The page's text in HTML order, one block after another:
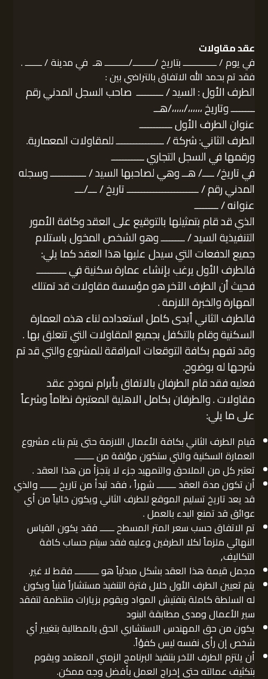
عقد مقاولات
في يوم / ــــــــــــــ بتاريخ /ـــــــــ/ــــــــــ هـ في مدينة / ـــــــ .
فقد تم بحمد الله الاتفاق بالتراضي بين :
الطرف الأول : السيد / ـــــــــ صاحب السجل المدني رقم
ــــــــ وتاريخ ،،،،،،/،،،،،/هــ
عنوان الطرف الأول ـــــــــــ
الطرف الثاني: شركة / ــــــــــــــــ للمقاولات المعمارية.
ورقمها في السجل التجاري ـــــــــــ
في تاريخ/ ــــ/ هــ وهي لصاحبها السيد / ــــــــــــ وسجله
المدني رقم / ــــــــــــــــــــــــ تاريخ / ـــ/ـــ
عنوانه / ــــــــ
الذي قد قام بتمثيلها بالتوقيع على العقد وكافة الأمور
التنفيذية السيد / ــــــــ وهو الشخص المخول باستلام
جميع الدفعات التي سيدل عليها هذا العقد كما يلي:
فالطرف الأول يرغب بإنشاء عمارة سكنية في ــــــــــ
فحيث أن الطرف الآخر هو مؤسسة مقاولات قد تمتلك
المهارة والخبرة اللازمة .
فالطرف الثاني أبدى كامل استعداده لناء هذه العمارة
السكنية وقام بالتكفل بجميع المقاولات التي تتعلق بها .
وقد تفهم بكافة التوقعات المرافقة للمشروع والتي قد تم
شرحها له بوضوح.
فعليه فقد قام الطرفان بالاتفاق بأبرام نموذج عقد
مقاولات . والطرفان بكامل الاهلية المعتبرة نظاماً وشرعاً
على ما يلي:
قيام الطرف الثاني بكافة الأعمال اللازمة حتى يتم بناء مشروع
العمارة السكنية والتي ستكون مؤلفة من ــــــــ
تعتبر كل من الملاحق والتمهيد جزء لا يتجزأ من هذا العقد .
أن تكون مدة العقد ــــــــ شهراً ، فقد تبدأ من تاريخ ـــــــ والذي
قد يعد تاريخ تسليم الموقع للطرف الثاني ويكون خالياً من أي
عوائق قد تمنع البدء بالعمل .
تم الاتفاق حسب سعر المتر المسطح ــــــ فقد يكون القياس
النهائي ملزماً لكلا الطرفين وعليه فقد سيتم حساب كافة
التكاليف,
مجمل قيمة هذا العقد بشكل مبدئياً هو ــــــــــ فقط لا غير.
يتم تعيين الطرف الأول خلال فترة التنفيذ مستشاراً فنياً ويكون
له السلطة كاملة بتفتيش المواد ويقوم بزيارات منتظمة لتفقد
سير الأعمال ومدى مطابقة البنود
يكون من حق المهندس الاستشاري الحق بالمطالبة بتغيير أي
شخص إن رأى نفسه ليس كفؤاً.
أن يلتزم الطرف الآخر بتنفيذ البرنامج الزمني المعتمد ويقوم
بتكثيف عمالته حتى إخراج العمل بأفضل وجه ممكن.